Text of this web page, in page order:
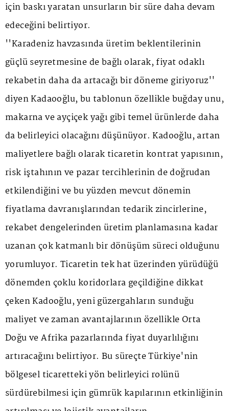
için baskı yaratan unsurların bir süre daha devam
edeceğini belirtiyor.
''Karadeniz havzasında üretim beklentilerinin
güçlü seyretmesine de bağlı olarak, fiyat odaklı
rekabetin daha da artacağı bir döneme giriyoruz''
diyen Kadaooğlu, bu tablonun özellikle buğday unu,
makarna ve ayçiçek yağı gibi temel ürünlerde daha
da belirleyici olacağını düşünüyor. Kadooğlu, artan
maliyetlere bağlı olarak ticaretin kontrat yapısının,
risk iştahının ve pazar tercihlerinin de doğrudan
etkilendiğini ve bu yüzden mevcut dönemin
fiyatlama davranışlarından tedarik zincirlerine,
rekabet dengelerinden üretim planlamasına kadar
uzanan çok katmanlı bir dönüşüm süreci olduğunu
yorumluyor. Ticaretin tek hat üzerinden yürüdüğü
dönemden çoklu koridorlara geçildiğine dikkat
çeken Kadooğlu, yeni güzergahların sunduğu
maliyet ve zaman avantajlarının özellikle Orta
Doğu ve Afrika pazarlarında fiyat duyarlılığını
artıracağını belirtiyor. Bu süreçte Türkiye'nin
bölgesel ticaretteki yön belirleyici rolünü
sürdürebilmesi için gümrük kapılarının etkinliğinin